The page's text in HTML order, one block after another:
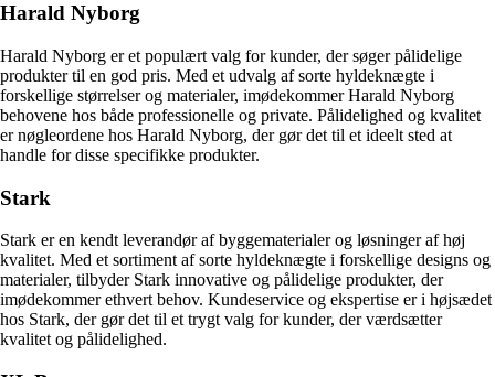
Harald Nyborg
Harald Nyborg er et populært valg for kunder, der søger pålidelige
produkter til en god pris. Med et udvalg af sorte hyldeknægte i
forskellige størrelser og materialer, imødekommer Harald Nyborg
behovene hos både professionelle og private. Pålidelighed og kvalitet
er nøgleordene hos Harald Nyborg, der gør det til et ideelt sted at
handle for disse specifikke produkter.
Stark
Stark er en kendt leverandør af byggematerialer og løsninger af høj
kvalitet. Med et sortiment af sorte hyldeknægte i forskellige designs og
materialer, tilbyder Stark innovative og pålidelige produkter, der
imødekommer ethvert behov. Kundeservice og ekspertise er i højsædet
hos Stark, der gør det til et trygt valg for kunder, der værdsætter
kvalitet og pålidelighed.